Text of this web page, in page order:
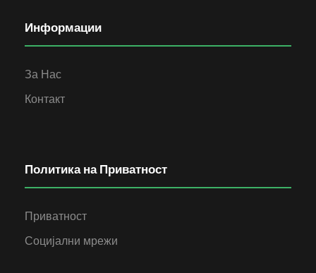
Информации
За Нас
Контакт
Политика на Приватност
Приватност
Социјални мрежи